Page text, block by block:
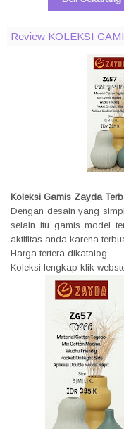
Review KOLEKSI
Koleksi Gamis Zayda
Dengan desain yang
selain itu gamis model
aktifitas anda karena
Harga tertera dikatalog
Koleksi lengkap klik